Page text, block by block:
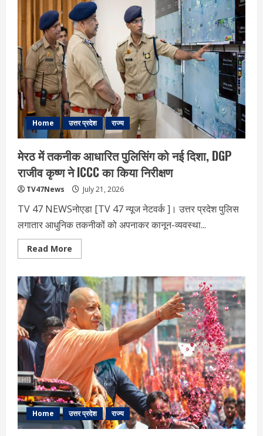
चोरी
पर
HC
की
सख्त
टिप्पणी,
जस्टिस
अतुल
श्रीधरन
भ्रष्टाचार
पर
द‍िया
मृत्युदंड
का
सुझाव,
पढ़ें
एत‍िहास‍िक
फैसला
Home उत्तर प्रदेश राज्य
मेरठ में तकनीक आधारित पुलिसिंग को नई दिशा, DGP
राजीव कृष्ण ने ICCC का किया निरीक्षण
TV47News July 21, 2026
TV 47 NEWSनोएडा [TV 47 न्‍यूज नेटवर्क ]। उत्तर प्रदेश पुलिस
लगातार आधुनिक तकनीकों को अपनाकर कानून-व्यवस्था...
Read More
more
में
तकनीक
आधारित
पुलिसिंग
को
नई
दिशा,
DGP
राजीव
कृष्ण
ने
ICCC
का
किया
निरीक्षण
Home उत्तर प्रदेश राज्य